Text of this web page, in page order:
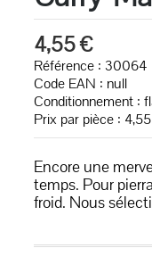
4,55 €
Référence : 30064
Code EAN : null
Conditionnement :
Prix par pièce :
Encore une
temps. Pour
froid. Nous